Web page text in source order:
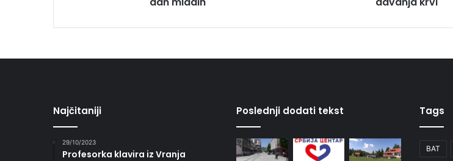
Najčitaniji
29/10/2023
Profesorka klavira iz Vranja
Poslednji dodati tekst Tags
BAT